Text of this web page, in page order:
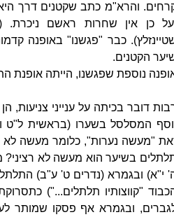
והרא"מ כתב שקטנים דרך
כן אין שחרות ראשם
כבר "פגשנו" באופנה
הקטנים.
נוספת שפגשנו, הייתה אופנת
דובר בכיתה על ענייני צניעות, הן
המסלסל בשערו (בראשית ל"ט
"מעשה נערות", כלומר מעשה לא
בשיער הוא מעשה לא
י"א) ובגמרא (נדרים ט' ע"ב)
"קווצותיו תלתלים...")
ובגמרא אף פסקו שמותר